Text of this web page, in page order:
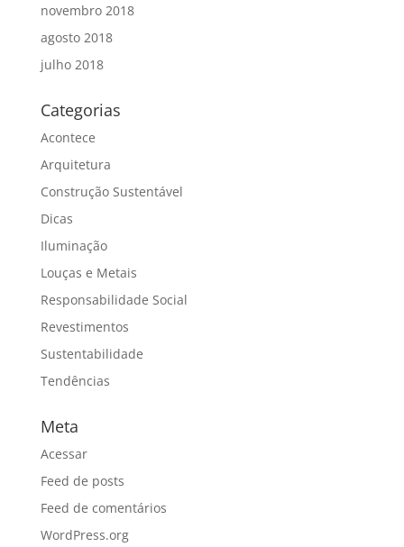
novembro 2018
agosto 2018
julho 2018
Categorias
Acontece
Arquitetura
Construção Sustentável
Dicas
Iluminação
Louças e Metais
Responsabilidade Social
Revestimentos
Sustentabilidade
Tendências
Meta
Acessar
Feed de posts
Feed de comentários
WordPress.org